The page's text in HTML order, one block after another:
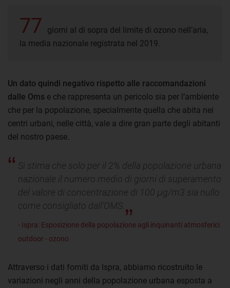
77
giorni al di sopra del limite di ozono nell’aria,
la media nazionale registrata nel 2019.
Un dato quindi negativo rispetto alle raccomandazioni
dalle Oms e che rappresenta un pericolo sia per l’ambiente
che per la popolazione, specialmente quella che abita nei
centri urbani, nelle città, vale a dire gran parte degli abitanti
del nostro paese.
Si stima che solo per il 2% della popolazione urbana
nazionale il numero medio di giorni di superamento
del valore di concentrazione di 100 μg/m3 sia nullo
come consigliato dall’OMS.
- Ispra: Esposizione della popolazione agli inquinanti atmosferici
outdoor - ozono
Attraverso i dati forniti da Ispra, abbiamo ricostruito le
variazioni negli anni della popolazione urbana esposta a